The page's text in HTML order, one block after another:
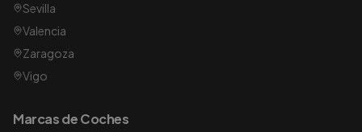
Sevilla
Valencia
Zaragoza
Vigo
Marcas de Coches